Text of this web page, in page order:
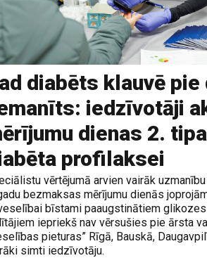
diabēts klauvē pie
iedzīvotāji
dienas 2.
profilaksei
vērtējumā arvien vairāk
bezmaksas mērījumu dienās
bīstami paaugstinātiem
iepriekš nav vērsušies pie ārsta
pieturas” Rīgā, Bauskā,
simti iedzīvotāju.